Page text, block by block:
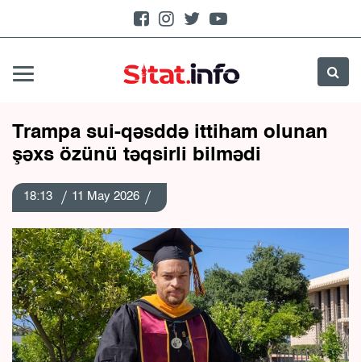
Trampa sui-qəsddə ittiham olunan
şəxs özünü təqsirli bilmədi
18:13 11 May 2026